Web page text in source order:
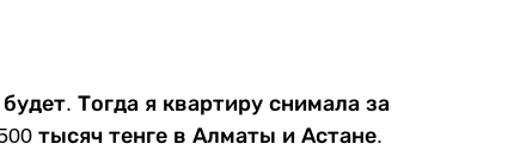
Тогда я квартиру снимала за
тысяч тенге в Алматы и Астане.